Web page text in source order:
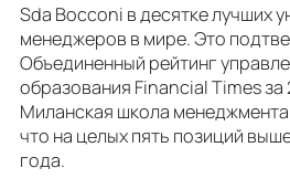
Sda Bocconi в десятке лучших
менеджеров в мире. Это
Объединенный рейтинг
образования Financial Times
Миланская школа
что на целых пять позиций
года.